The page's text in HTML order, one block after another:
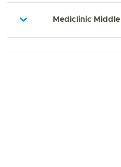
Mediclinic